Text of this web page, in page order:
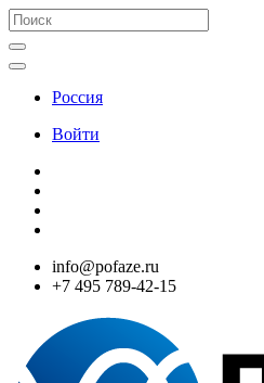
Россия
Войти
info@pofaze.ru
+7 495 789-42-15